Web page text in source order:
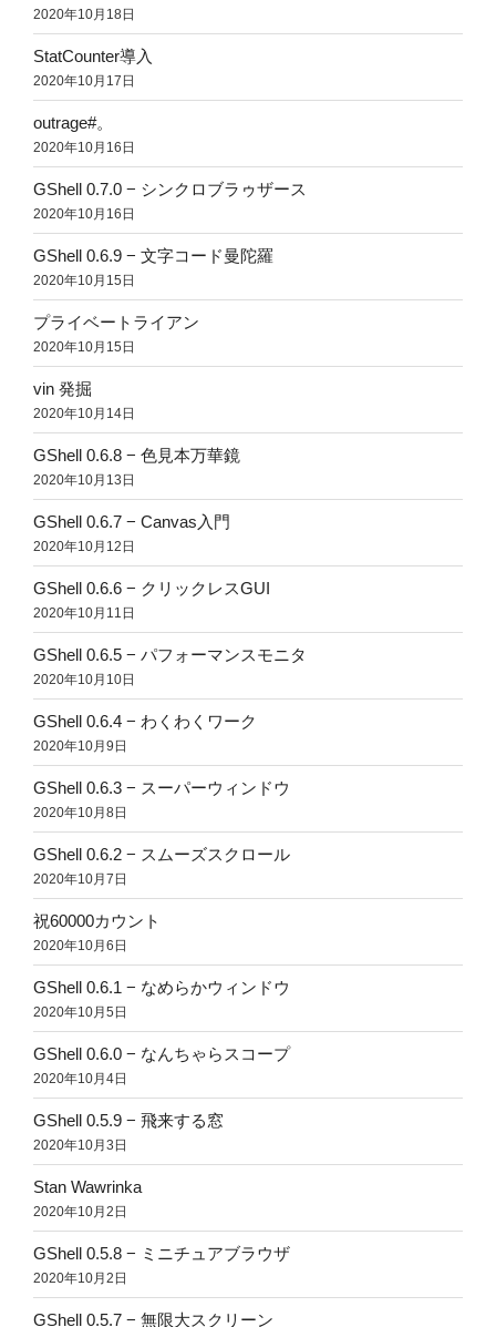
2020年10月18日
StatCounter導入
2020年10月17日
outrage#。
2020年10月16日
GShell 0.7.0 − シンクロブラゥザース
2020年10月16日
GShell 0.6.9 − 文字コード曼陀羅
2020年10月15日
プライベートライアン
2020年10月15日
vin 発掘
2020年10月14日
GShell 0.6.8 − 色見本万華鏡
2020年10月13日
GShell 0.6.7 − Canvas入門
2020年10月12日
GShell 0.6.6 − クリックレスGUI
2020年10月11日
GShell 0.6.5 − パフォーマンスモニタ
2020年10月10日
GShell 0.6.4 − わくわくワーク
2020年10月9日
GShell 0.6.3 − スーパーウィンドウ
2020年10月8日
GShell 0.6.2 − スムーズスクロール
2020年10月7日
祝60000カウント
2020年10月6日
GShell 0.6.1 − なめらかウィンドウ
2020年10月5日
GShell 0.6.0 − なんちゃらスコープ
2020年10月4日
GShell 0.5.9 − 飛来する窓
2020年10月3日
Stan Wawrinka
2020年10月2日
GShell 0.5.8 − ミニチュアブラウザ
2020年10月2日
GShell 0.5.7 − 無限大スクリーン